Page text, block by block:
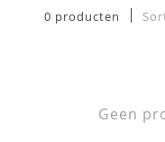
0 producten
Geen